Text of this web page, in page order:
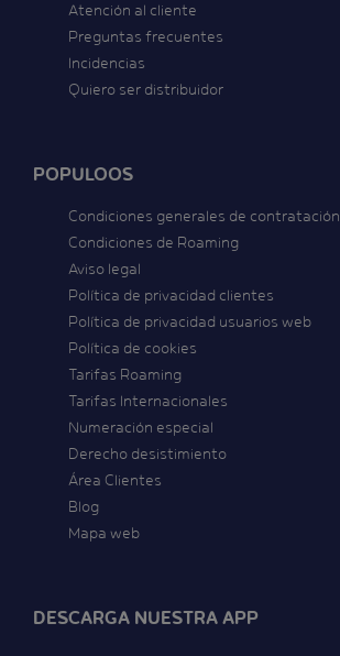
Atención al cliente
Preguntas frecuentes
Incidencias
Quiero ser distribuidor
POPULOOS
Condiciones generales de contratación
Condiciones de Roaming
Aviso legal
Política de privacidad clientes
Política de privacidad usuarios web
Política de cookies
Tarifas Roaming
Tarifas Internacionales
Numeración especial
Derecho desistimiento
Área Clientes
Blog
Mapa web
DESCARGA NUESTRA APP